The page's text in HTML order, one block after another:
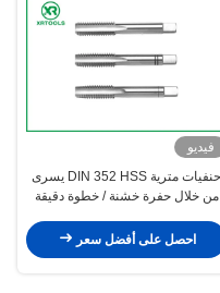
فيديو
حنفيات مترية DIN 352 HSS يسرى
من خلال حفرة خشنة / خطوة دقيقة
احصل على أفضل سعر